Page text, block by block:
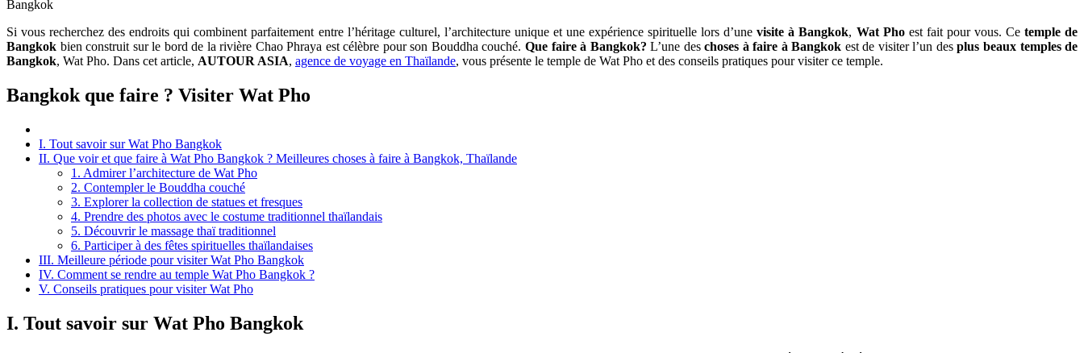
Bangkok
Si vous recherchez des endroits qui combinent parfaitement entre l’héritage culturel, l’architecture unique et une expérience spirituelle lors d’unevisite à Bangkok, Wat Phoest fait pour vous. Ce temple de
Bangkok bien construit sur le bord de la rivière Chao Phraya est célèbre pour son Bouddha couché. Que faire à Bangkok? L’une deschoses à faire à Bangkok est de visiter l’un desplus beaux temples de
Bangkok, Wat Pho. Dans cet article, AUTOUR ASIA, agence de voyage en Thaïlande, vous présente le temple de Wat Pho et des conseils pratiques pour visiter ce temple.
Bangkok que faire ? Visiter Wat Pho
I. Tout savoir sur Wat Pho Bangkok
II. Que voir et que faire à Wat Pho Bangkok ? Meilleures choses à faire à Bangkok, Thaïlande
1. Admirer l’architecture de Wat Pho
2. Contempler le Bouddha couché
3. Explorer la collection de statues et fresques
4. Prendre des photos avec le costume traditionnel thaïlandais
5. Découvrir le massage thaï traditionnel
6. Participer à des fêtes spirituelles thaïlandaises
III. Meilleure période pour visiter Wat Pho Bangkok
IV. Comment se rendre au temple Wat Pho Bangkok ?
V. Conseils pratiques pour visiter Wat Pho
I. Tout savoir sur Wat Pho Bangkok